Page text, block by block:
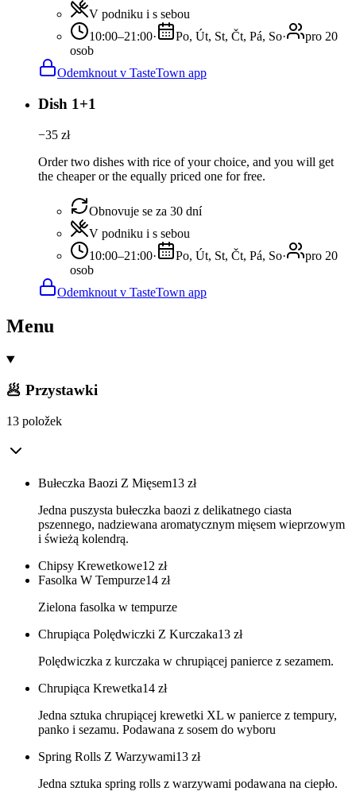
V podniku i s sebou
10:00–21:00· Po, Út, St, Čt, Pá, So·
pro 20
osob
Odemknout v TasteTown app
Dish 1+1
−35 zł
Order two dishes with rice of your choice, and you will get
the cheaper or the equally priced one for free.
Obnovuje se za 30 dní
V podniku i s sebou
10:00–21:00· Po, Út, St, Čt, Pá, So·
pro 20
osob
Odemknout v TasteTown app
Menu
🥟 Przystawki
13 položek
Bułeczka Baozi Z Mięsem13 zł
Jedna puszysta bułeczka baozi z delikatnego ciasta
pszennego, nadziewana aromatycznym mięsem wieprzowym
i świeżą kolendrą.
Chipsy Krewetkowe12 zł
Fasolka W Tempurze14 zł
Zielona fasolka w tempurze
Chrupiąca Polędwiczki Z Kurczaka13 zł
Polędwiczka z kurczaka w chrupiącej panierce z sezamem.
Chrupiąca Krewetka14 zł
Jedna sztuka chrupiącej krewetki XL w panierce z tempury,
panko i sezamu. Podawana z sosem do wyboru
Spring Rolls Z Warzywami13 zł
Jedna sztuka spring rolls z warzywami podawana na ciepło.